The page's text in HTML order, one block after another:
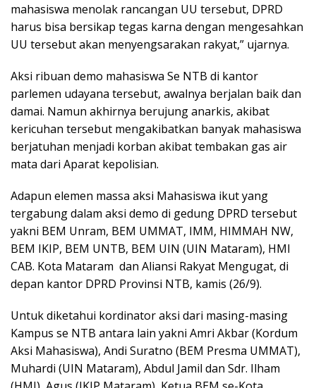
mahasiswa menolak rancangan UU tersebut, DPRD
harus bisa bersikap tegas karna dengan mengesahkan
UU tersebut akan menyengsarakan rakyat,” ujarnya.
Aksi ribuan demo mahasiswa Se NTB di kantor
parlemen udayana tersebut, awalnya berjalan baik dan
damai. Namun akhirnya berujung anarkis, akibat
kericuhan tersebut mengakibatkan banyak mahasiswa
berjatuhan menjadi korban akibat tembakan gas air
mata dari Aparat kepolisian.
Adapun elemen massa aksi Mahasiswa ikut yang
tergabung dalam aksi demo di gedung DPRD tersebut
yakni BEM Unram, BEM UMMAT, IMM, HIMMAH NW,
BEM IKIP, BEM UNTB, BEM UIN (UIN Mataram), HMI
CAB. Kota Mataram dan Aliansi Rakyat Mengugat, di
depan kantor DPRD Provinsi NTB, kamis (26/9).
Untuk diketahui kordinator aksi dari masing-masing
Kampus se NTB antara lain yakni Amri Akbar (Kordum
Aksi Mahasiswa), Andi Suratno (BEM Presma UMMAT),
Muhardi (UIN Mataram), Abdul Jamil dan Sdr. Ilham